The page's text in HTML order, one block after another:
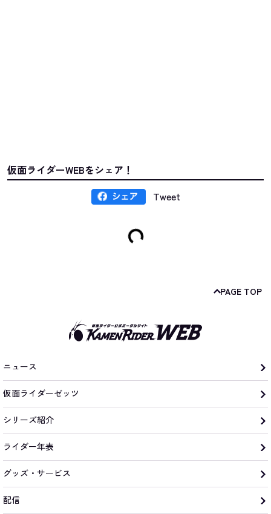
仮面ライダーWEBをシェア！
Tweet
PAGE TOP
ニュース
仮面ライダーゼッツ
シリーズ紹介
ライダー年表
グッズ・サービス
配信